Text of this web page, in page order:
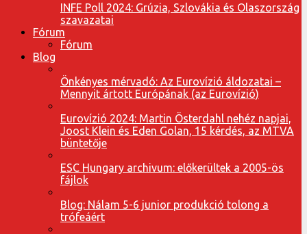
INFE Poll 2024: Grúzia, Szlovákia és Olaszország
szavazatai
Fórum
Fórum
Blog
Önkényes mérvadó: Az Eurovízió áldozatai –
Mennyit ártott Európának (az Eurovízió)
Eurovízió 2024: Martin Österdahl nehéz napjai,
Joost Klein és Eden Golan, 15 kérdés, az MTVA
büntetője
ESC Hungary archivum: előkerültek a 2005-ös
fájlok
Blog: Nálam 5-6 junior produkció tolong a
trófeáért